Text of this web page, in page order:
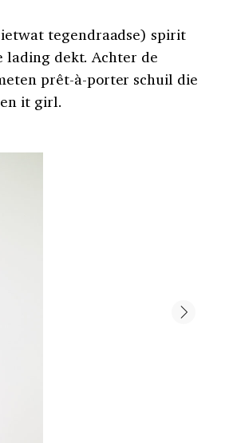
tegendraadse) spirit
lading dekt. Achter de
prêt-à-porter schuil die
it girl.